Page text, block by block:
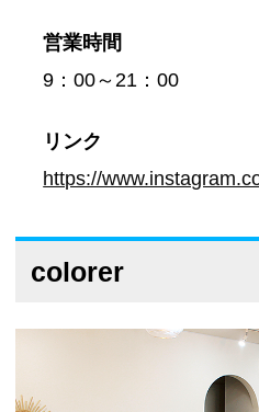
営業時間
9：00～21：00
リンク
https://
colorer